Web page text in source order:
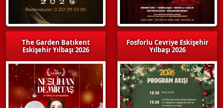
The Garden Batıkent
Eskişehir Yılbaşı 2026
Fosforlu Cevriye Eskişehir
Yılbaşı 2026